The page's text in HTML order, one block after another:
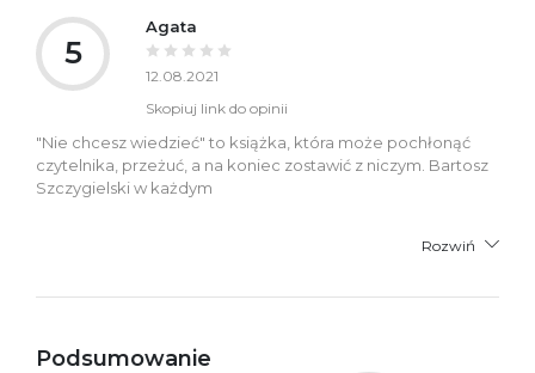
5
Agata
12.08.2021
Skopiuj link do opinii
"Nie chcesz wiedzieć" to książka, która może pochłonąć
czytelnika, przeżuć, a na koniec zostawić z niczym. Bartosz
Szczygielski w każdym
Rozwiń
Podsumowanie